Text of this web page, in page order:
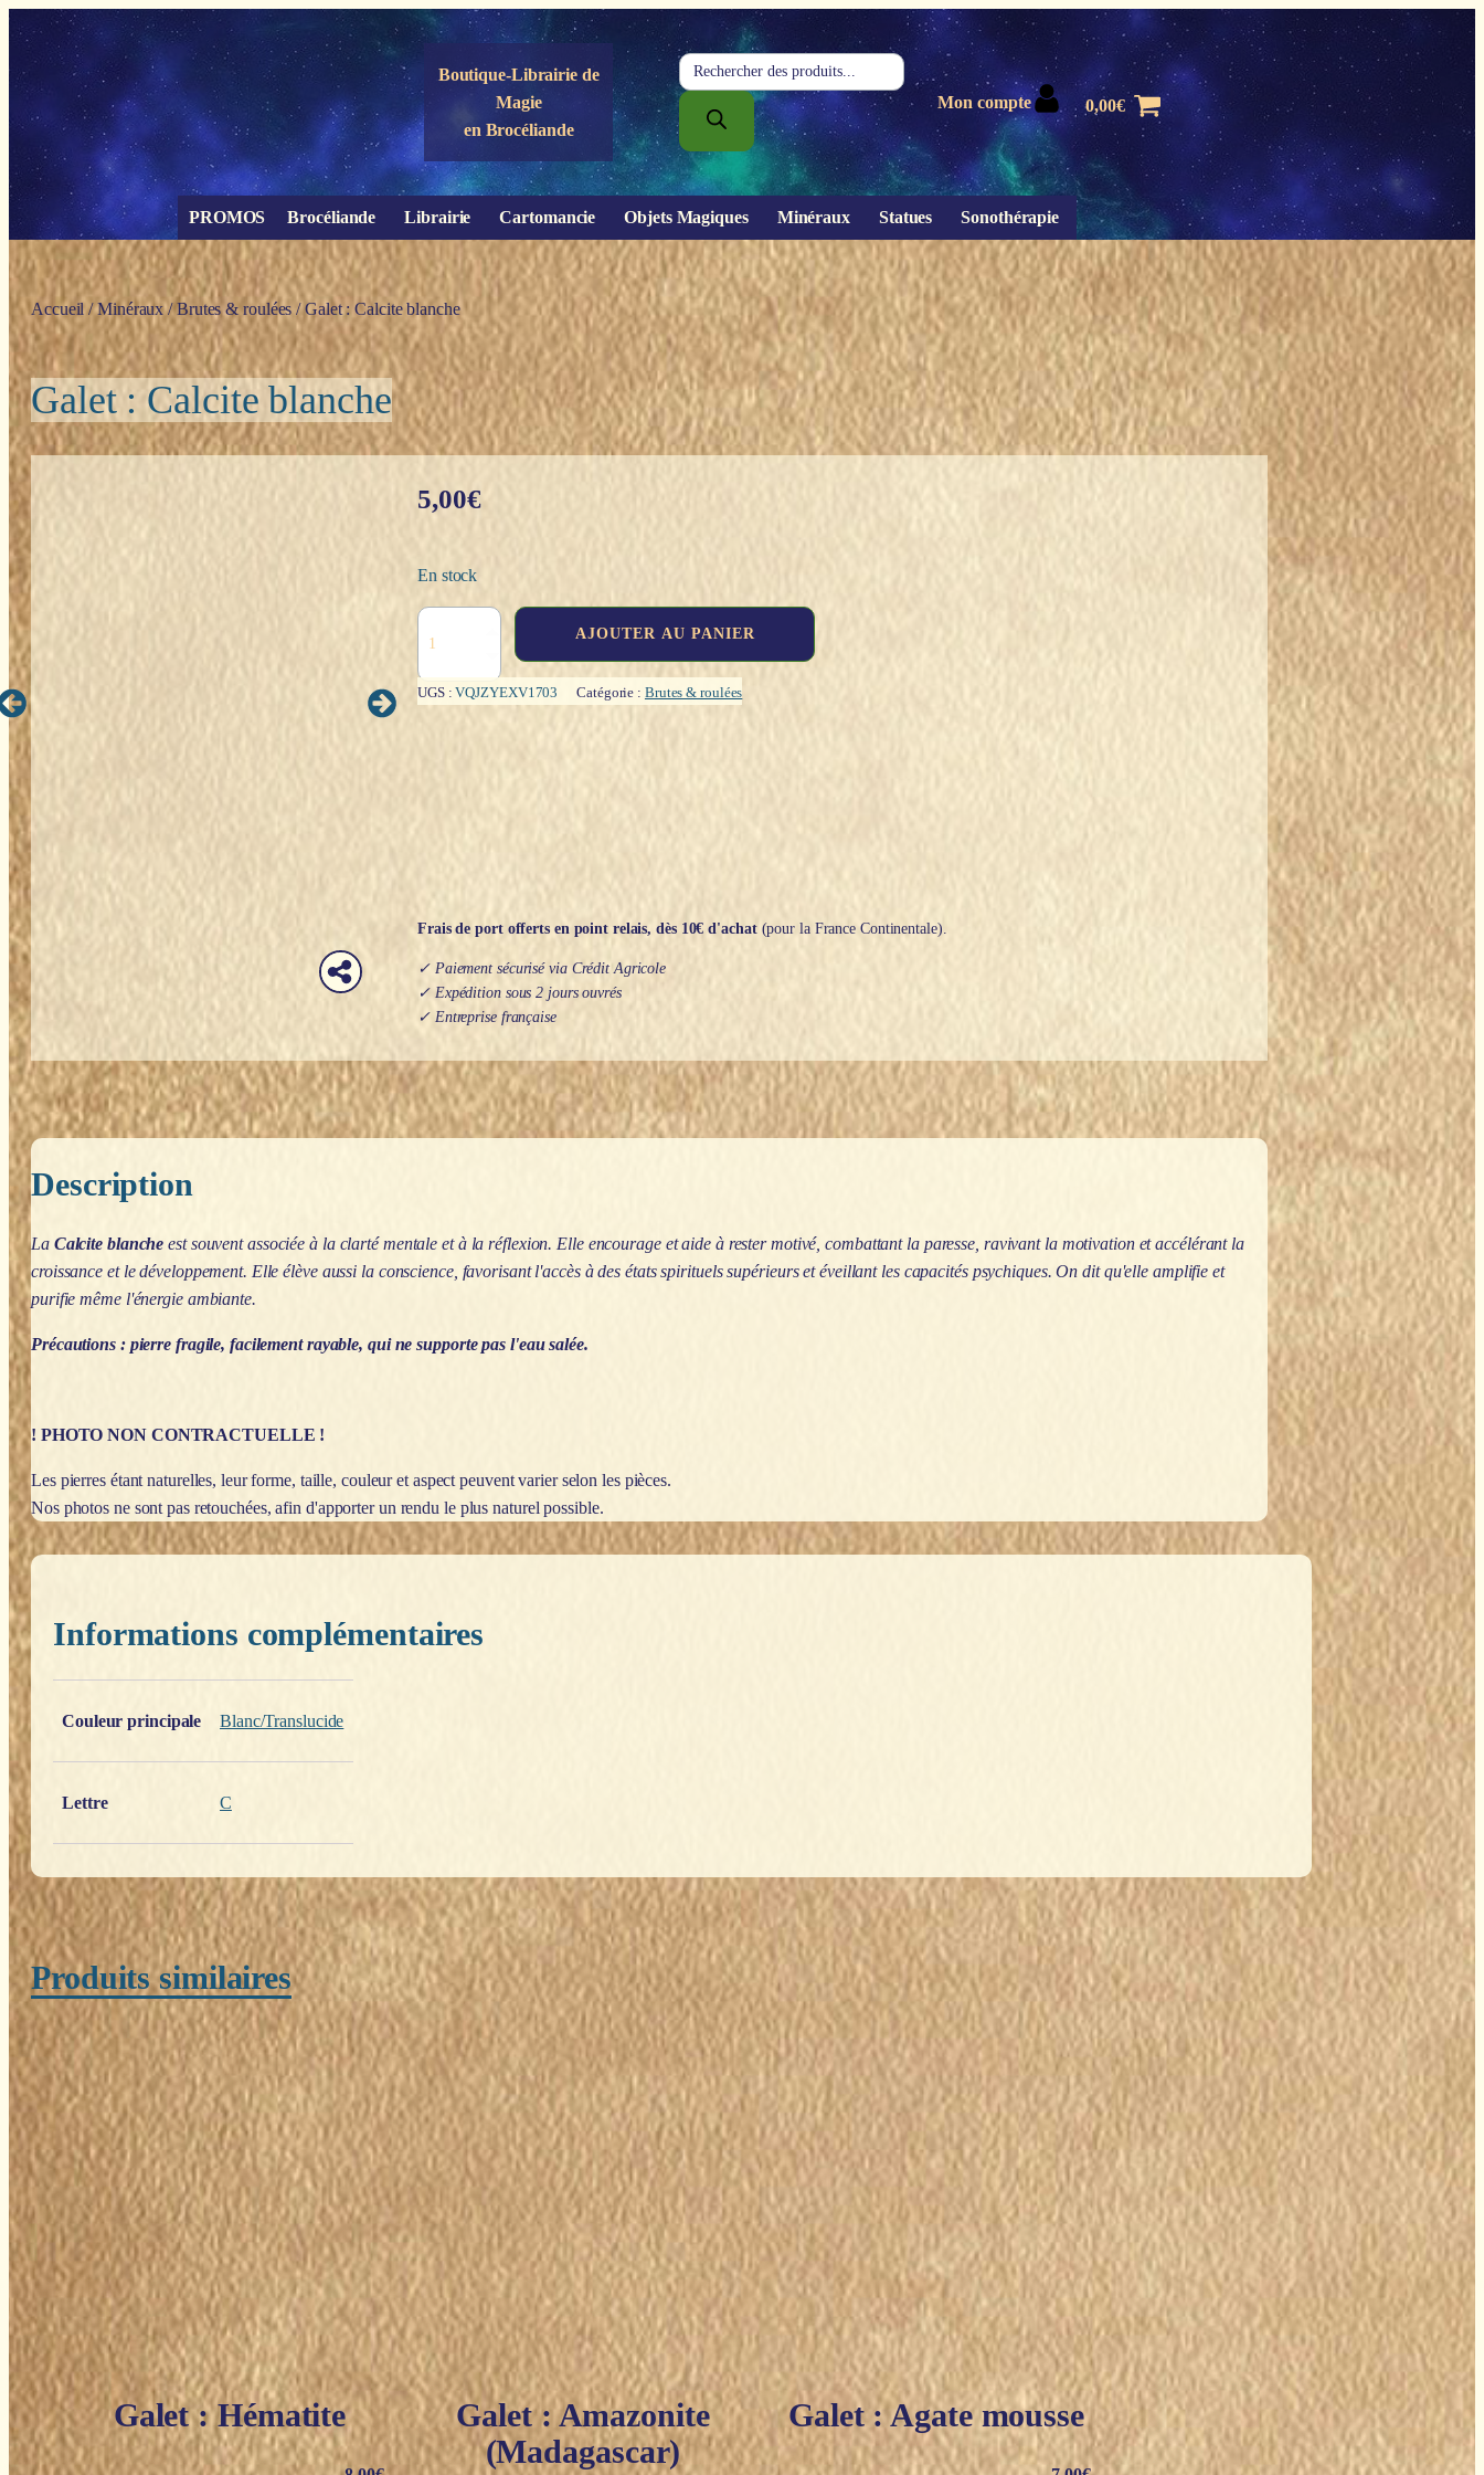
Panneau de gestion des cookies
Boutique-Librairie de
Magie
en Brocéliande
Recherche
de
produits
Mon compte 0,00€
PROMOS Brocéliande Librairie Cartomancie Objets Magiques Minéraux Statues Sonothérapie
Accueil /Minéraux/Brutes & roulées / Galet : Calcite blanche
Galet : Calcite blanche
5,00€
En stock
:
Calcite
AJOUTER AU PANIER
UGS :VQJZYEXV1703 Catégorie : Brutes & roulées
Frais de port offerts en point relais, dès 10€ d'achat(pour la France Continentale).
✓ Paiement sécurisé via Crédit Agricole
✓ Expédition sous 2 jours ouvrés
✓ Entreprise française
Description
La Calcite blanche est souvent associée à la clarté mentale et à la réflexion. Elle encourage et aide à rester motivé, combattant la paresse, ravivant la motivation et accélérant la
croissance et le développement. Elle élève aussi la conscience, favorisant l'accès à des états spirituels supérieurs et éveillant les capacités psychiques. On dit qu'elle amplifie et
purifie même l'énergie ambiante.
Précautions : pierre fragile, facilement rayable, qui ne supporte pas l'eau salée.
! PHOTO NON CONTRACTUELLE !
Les pierres étant naturelles, leur forme, taille, couleur et aspect peuvent varier selon les pièces.
Nos photos ne sont pas retouchées, afin d'apporter un rendu le plus naturel possible.
Informations complémentaires
Couleur principale
Blanc/Translucide
Lettre C
Produits similaires
Galet : Hématite
Galet : Amazonite
(Madagascar)
Galet : Agate mousse